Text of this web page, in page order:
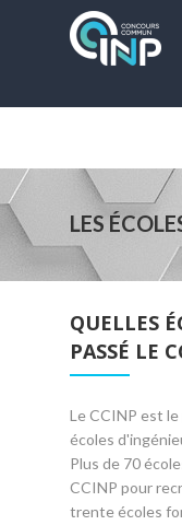
LES
QUELLES
PASSÉ LE
Le CCINP est
écoles
Plus de 70
CCINP pour
trente écoles